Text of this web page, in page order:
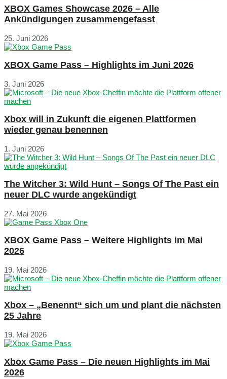
XBOX Games Showcase 2026 – Alle
Ankündigungen zusammengefasst
25. Juni 2026
XBOX Game Pass – Highlights im Juni 2026
3. Juni 2026
Xbox will in Zukunft die eigenen Plattformen
wieder genau benennen
1. Juni 2026
The Witcher 3: Wild Hunt – Songs Of The Past ein
neuer DLC wurde angekündigt
27. Mai 2026
XBOX Game Pass – Weitere Highlights im Mai
2026
19. Mai 2026
Xbox – „Benennt“ sich um und plant die nächsten
25 Jahre
19. Mai 2026
Xbox Game Pass – Die neuen Highlights im Mai
2026